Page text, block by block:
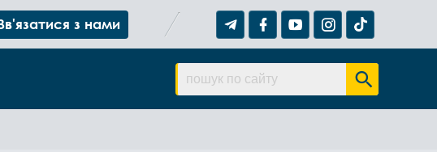
з нами